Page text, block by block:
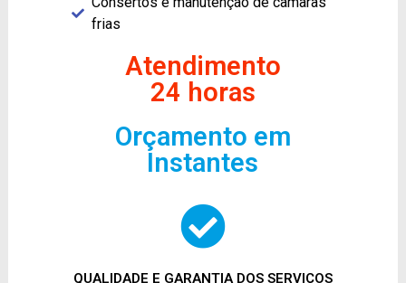
frias
Atendimento
24 horas
Orçamento em
Instantes
QUALIDADE E GARANTIA DOS SERVIÇOS